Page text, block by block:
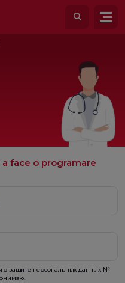
face o programare
о защите персональных данных №